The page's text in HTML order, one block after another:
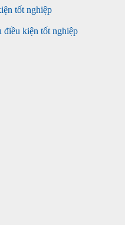
tốt nghiệp
điều kiện tốt nghiệp